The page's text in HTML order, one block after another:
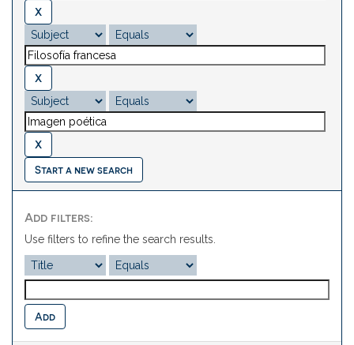
Start a new search
Add filters:
Use filters to refine the search results.